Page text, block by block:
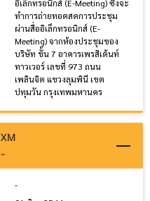
อิเล็กทรอนิกส์ (E-Meeting) ซึ่งจะ
ทำการถ่ายทอดสดการประชุม
ผ่านสื่ออิเล็กทรอนิกส์ (E-
Meeting) จากห้องประชุมของ
บริษัท ชั้น 7 อาคารเพรสิเด้นท์
ทาวเวอร์ เลขที่ 973 ถนน
เพลินจิต แขวงลุมพินี เขต
ปทุมวัน กรุงเทพมหานคร
XM
-
-